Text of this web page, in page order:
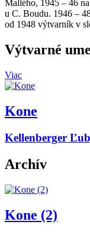
Mallého, 1945 – 46
u C. Boudu. 1946 –
od 1948 výtvarník v
Výtvarné
Viac
Kone
Kellenberger
Archív
Kone (2)